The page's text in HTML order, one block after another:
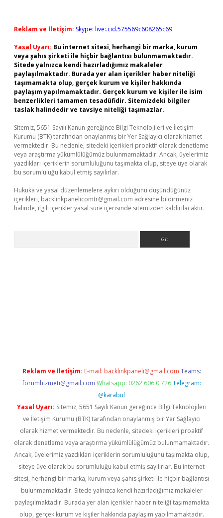
Reklam ve İletişim: Skype: live:.cid.575569c608265c69
Yasal Uyarı: Bu internet sitesi, herhangi bir marka, kurum
veya şahıs şirketi ile hiçbir bağlantısı bulunmamaktadır.
Sitede yalnızca kendi hazırladığımız makaleler
paylaşılmaktadır. Burada yer alan içerikler haber niteliği
taşımamakta olup, gerçek kurum ve kişiler hakkında
paylaşım yapılmamaktadır. Gerçek kurum ve kişiler ile isim
benzerlikleri tamamen tesadüfidir. Sitemizdeki bilgiler
taslak halindedir ve tavsiye niteliği taşımazlar.
Sitemiz, 5651 Sayılı Kanun gereğince Bilgi Teknolojileri ve İletişim
Kurumu (BTK) tarafından onaylanmış bir Yer Sağlayıcı olarak hizmet
vermektedir. Bu nedenle, sitedeki içerikleri proaktif olarak denetleme
veya araştırma yükümlülüğümüz bulunmamaktadır. Ancak, üyelerimiz
yazdıkları içeriklerin sorumluluğunu taşımakta olup, siteye üye olarak
bu sorumluluğu kabul etmiş sayılırlar.
Hukuka ve yasal düzenlemelere aykırı olduğunu düşündüğünüz
içerikleri, backlinkpanelicomtr@gmail.com adresine bildirmeniz
halinde, ilgili içerikler yasal süre içerisinde sitemizden kaldırılacaktır.
Reklam ve İletişim: E-mail: backlinkpaneli@gmail.com Teams:
forumhizmeti@gmail.com Whatsapp: 0262 606 0 726 Telegram:
@karabul
Yasal Uyarı: Sitemiz, 5651 Sayılı Kanun gereğince Bilgi Teknolojileri
ve İletişim Kurumu (BTK) tarafından onaylanmış bir Yer Sağlayıcı
olarak hizmet vermektedir. Bu nedenle, sitedeki içerikleri proaktif
olarak denetleme veya araştırma yükümlülüğümüz bulunmamaktadır.
Ancak, üyelerimiz yazdıkları içeriklerin sorumluluğunu taşımakta olup,
siteye üye olarak bu sorumluluğu kabul etmiş sayılırlar. Bu internet
sitesi, herhangi bir marka, kurum veya şahıs şirketi ile hiçbir bağlantısı
bulunmamaktadır. Sitede yalnızca kendi hazırladığımız makaleler
paylaşılmaktadır. Burada yer alan içerikler haber niteliği taşımamakta
olup, gerçek kurum ve kişiler hakkında paylaşım yapılmamaktadır.